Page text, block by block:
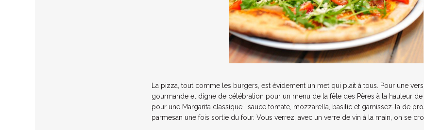
La pizza, tout comme les burgers, est évidement un met qui plait à tous. Pour une
gourmande et digne de célébration pour un menu de la fête des Pères à la hauteur
pour une Margarita classique : sauce tomate, mozzarella, basilic et garnissez-la de
parmesan une fois sortie du four. Vous verrez, avec un verre de vin à la main, on se